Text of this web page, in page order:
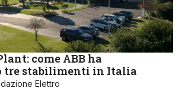
come ABB ha
tre stabilimenti in Italia
Elettro